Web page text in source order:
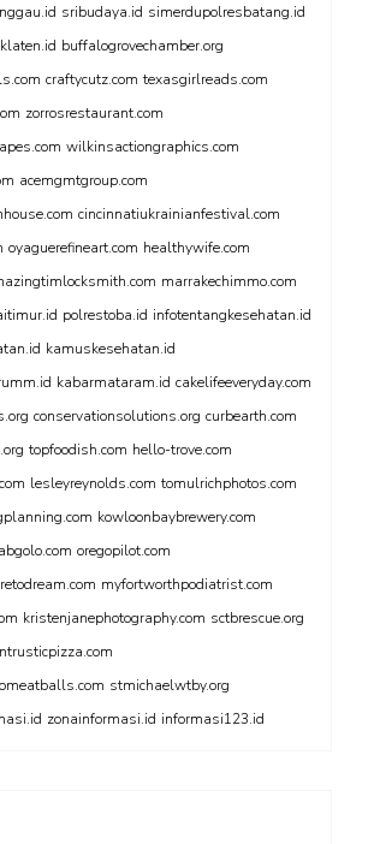
sribudaya.id simerdupolresbatang.id
buffalogrovechamber.org
craftycutz.com texasgirlreads.com
zorrosrestaurant.com
wilkinsactiongraphics.com
acemgmtgroup.com
cincinnatiukrainianfestival.com
oyaguerefineart.com healthywife.com
marrakechimmo.com
polrestoba.id infotentangkesehatan.id
kamuskesehatan.id
kabarmataram.id cakelifeeveryday.com
conservationsolutions.org curbearth.com
topfoodish.com hello-trove.com
lesleyreynolds.com tomulrichphotos.com
kowloonbaybrewery.com
abgolo.com oregopilot.com
myfortworthpodiatrist.com
kristenjanephotography.com sctbrescue.org
stmichaelwtby.org
zonainformasi.id informasi123.id